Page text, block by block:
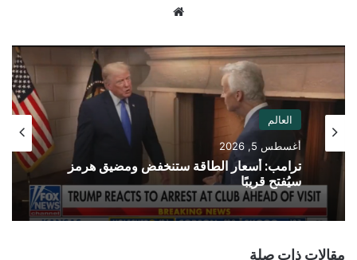
العالم
أغسطس 5, 2026
ترامب: أسعار الطاقة ستنخفض ومضيق هرمز
سيُفتح قريبًا
مقالات ذات صلة